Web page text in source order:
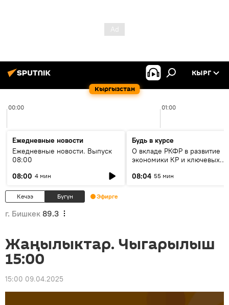
Кыргызстан
КЫРГ
00:00 01:00
Ежедневные новости
Ежедневные новости. Выпуск
08:00
08:00 4 мин
Будь в курсе
О вкладе РКФР в развитие
экономики КР и ключевых
08:04 55 мин
Кечээ Бүгүн Эфирге
г. Бишкек 89.3
Жаңылыктар. Чыгарылыш
15:00
15:00 09.04.2025